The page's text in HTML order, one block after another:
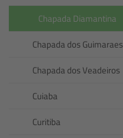
Chapada Diamantina
Chapada dos Guimaraes
Chapada dos Veadeiros
Cuiaba
Curitiba